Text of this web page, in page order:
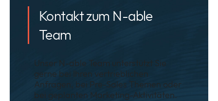
Kontakt zum N-able
Team
Unser N-able Team unterstützt Sie
gerne bei Ihren vertrieblichen
Anfragen, bei Pre-Sales Themen oder
bei geplanten Marketing-Aktivitäten.